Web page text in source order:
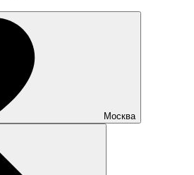
Москва